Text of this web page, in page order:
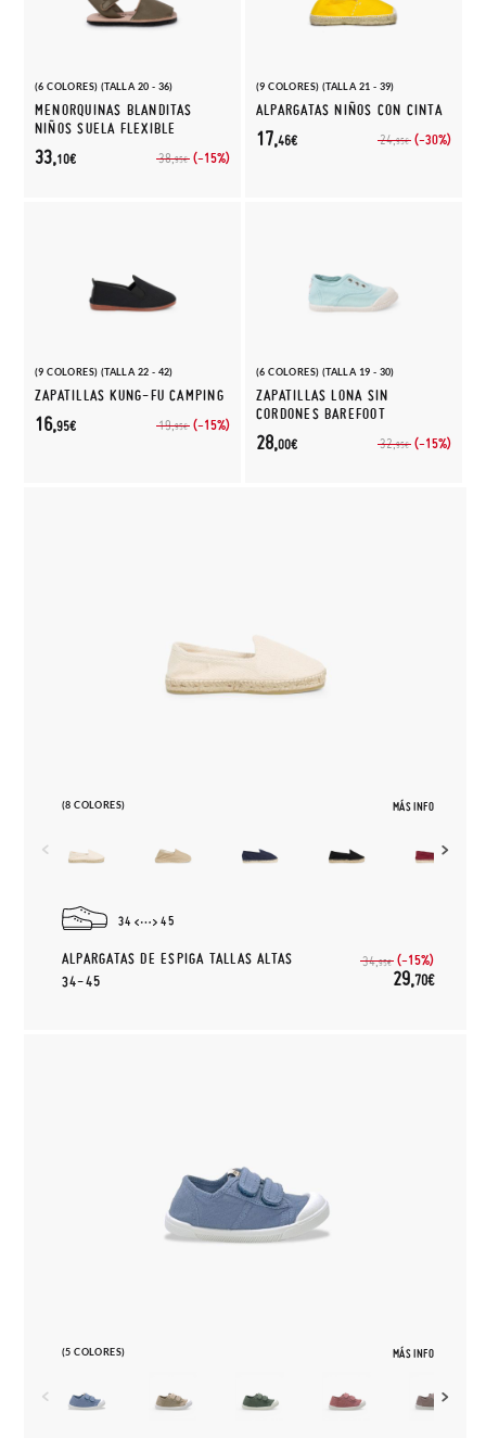
(6 COLORES) (TALLA 20 - 36)
MENORQUINAS BLANDITAS
NIÑOS SUELA FLEXIBLE
38,95€ (-15%)
33,10€
(9 COLORES) (TALLA 21 - 39)
ALPARGATAS NIÑOS CON CINTA
24,95€ (-30%)
17,46€
(9 COLORES) (TALLA 22 - 42)
ZAPATILLAS KUNG-FU CAMPING
19,95€ (-15%)
16,95€
(6 COLORES) (TALLA 19 - 30)
ZAPATILLAS LONA SIN
CORDONES BAREFOOT
32,95€ (-15%)
28,00€
(8 COLORES) MÁS INFO
34 45
ALPARGATAS DE ESPIGA TALLAS ALTAS
34-45
34,95€ (-15%)
29,70€
(5 COLORES) MÁS INFO